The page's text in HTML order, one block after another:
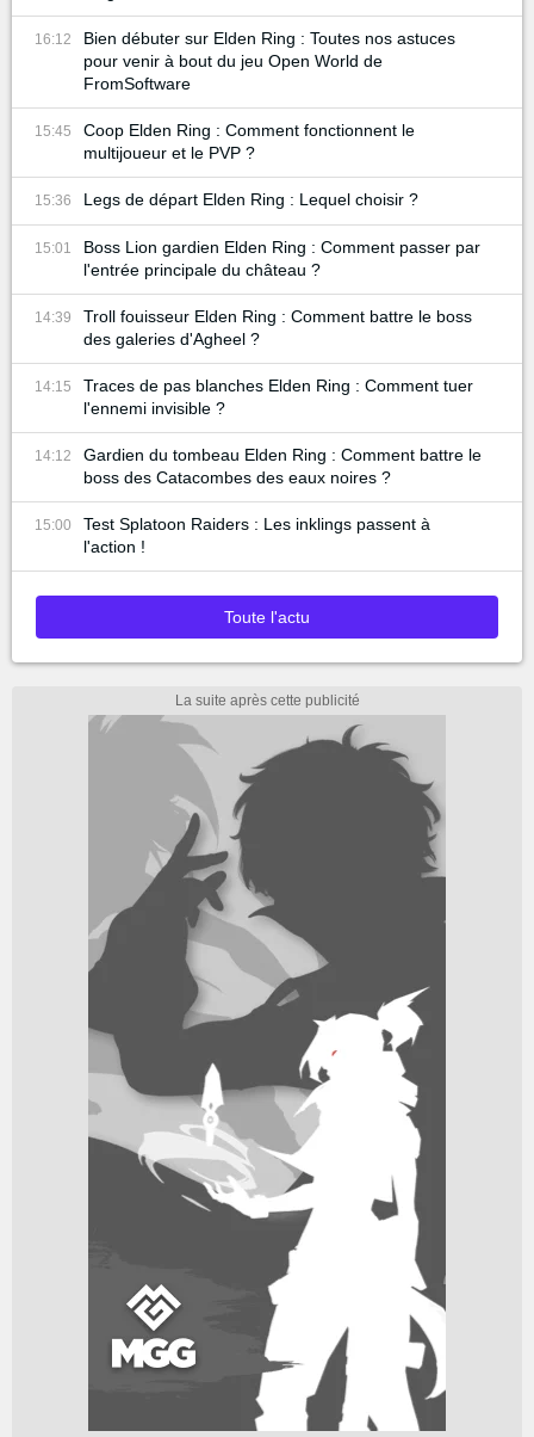
16:12
Bien débuter sur Elden Ring : Toutes nos astuces
pour venir à bout du jeu Open World de
FromSoftware
15:45
Coop Elden Ring : Comment fonctionnent le
multijoueur et le PVP ?
15:36 Legs de départ Elden Ring : Lequel choisir ?
15:01
Boss Lion gardien Elden Ring : Comment passer par
l'entrée principale du château ?
14:39
Troll fouisseur Elden Ring : Comment battre le boss
des galeries d'Agheel ?
14:15
Traces de pas blanches Elden Ring : Comment tuer
l'ennemi invisible ?
14:12
Gardien du tombeau Elden Ring : Comment battre le
boss des Catacombes des eaux noires ?
15:00
Test Splatoon Raiders : Les inklings passent à
l'action !
Toute l'actu